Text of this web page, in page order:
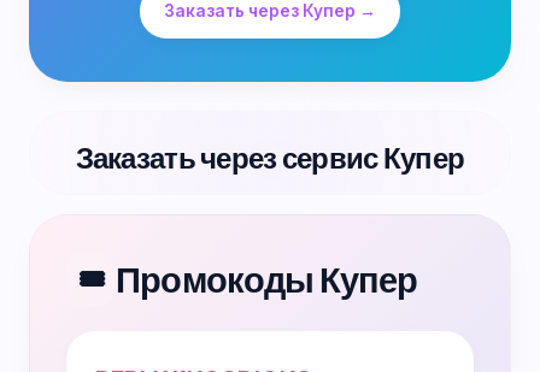
Заказать через Купер →
Заказать через сервис Купер
🎟️ Промокоды Купер